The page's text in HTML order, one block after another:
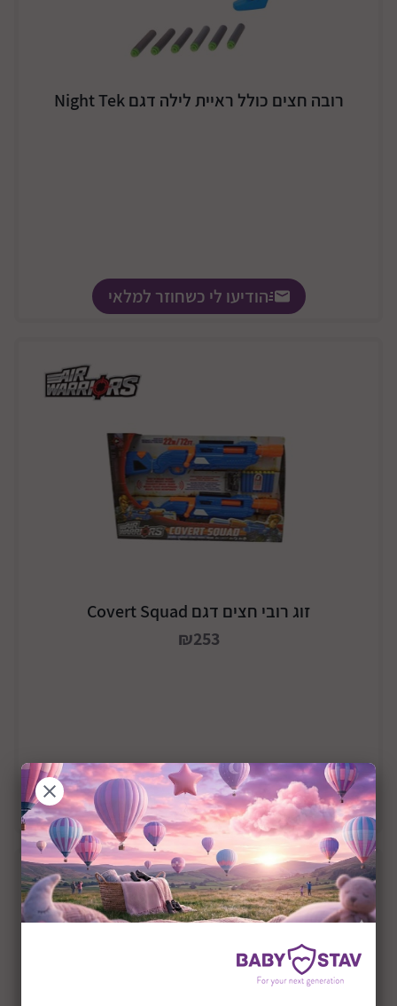
רובה חצים כולל ראיית לילה דגם Night Tek
הודיעו לי כשחוזר למלאי
זוג רובי חצים דגם Covert Squad
₪253
הוסף לסל